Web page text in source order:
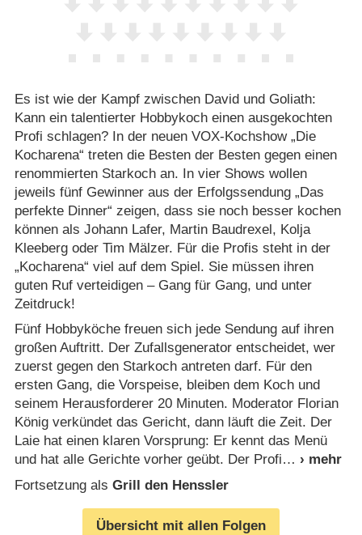
Es ist wie der Kampf zwischen David und Goliath:
Kann ein talentierter Hobbykoch einen ausgekochten
Profi schlagen? In der neuen VOX-Kochshow „Die
Kocharena“ treten die Besten der Besten gegen einen
renommierten Starkoch an. In vier Shows wollen
jeweils fünf Gewinner aus der Erfolgssendung „Das
perfekte Dinner“ zeigen, dass sie noch besser kochen
können als Johann Lafer, Martin Baudrexel, Kolja
Kleeberg oder Tim Mälzer. Für die Profis steht in der
„Kocharena“ viel auf dem Spiel. Sie müssen ihren
guten Ruf verteidigen – Gang für Gang, und unter
Zeitdruck!
Fünf Hobbyköche freuen sich jede Sendung auf ihren
großen Auftritt. Der Zufallsgenerator entscheidet, wer
zuerst gegen den Starkoch antreten darf. Für den
ersten Gang, die Vorspeise, bleiben dem Koch und
seinem Herausforderer 20 Minuten. Moderator Florian
König verkündet das Gericht, dann läuft die Zeit. Der
Laie hat einen klaren Vorsprung: Er kennt das Menü
und hat alle Gerichte vorher geübt. Der Profi
Fortsetzung als Grill den Henssler
Übersicht mit allen Folgen